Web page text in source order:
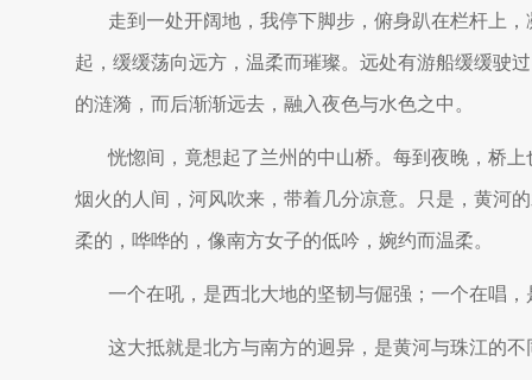
走到一处开阔地，我停下脚步，俯身趴在栏杆上
起，缓缓荡向远方，温柔而璀璨。远处有游船缓缓驶
的涟漪，而后渐渐远去，融入夜色与水色之中。
恍惚间，竟想起了兰州的中山桥。每到夜晚，桥
烟火的人间，河风吹来，带着几分凉意。只是，黄河
柔的，哗哗的，像南方女子的低吟，婉约而温柔。
一个在吼，是西北大地的坚韧与倔强；一个在唱
这大抵就是北方与南方的迥异，是黄河与珠江的